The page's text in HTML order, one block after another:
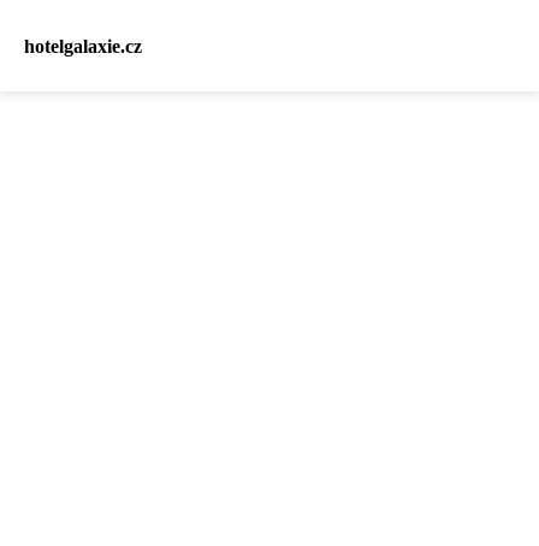
hotelgalaxie.cz